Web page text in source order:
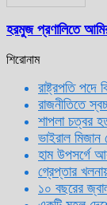
হরমুজ প্রণালিতে
শিরোনাম
রাষ্ট্রপতি
রাজনীতিতে
শাপলা চত্বর
ভাইরাল মিজান
হাম উপসর্গে
গ্রেপ্তার
১০ বছরের